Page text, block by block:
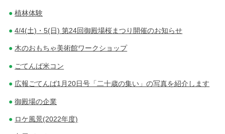
植林体験
4/4(土)・5(日) 第24回御殿場桜まつり開催のお知らせ
木のおもちゃ美術館ワークショップ
ごてんば米コン
広報ごてんば1月20日号「二十歳の集い」の写真を紹介します
御殿場の企業
ロケ風景(2022年度)